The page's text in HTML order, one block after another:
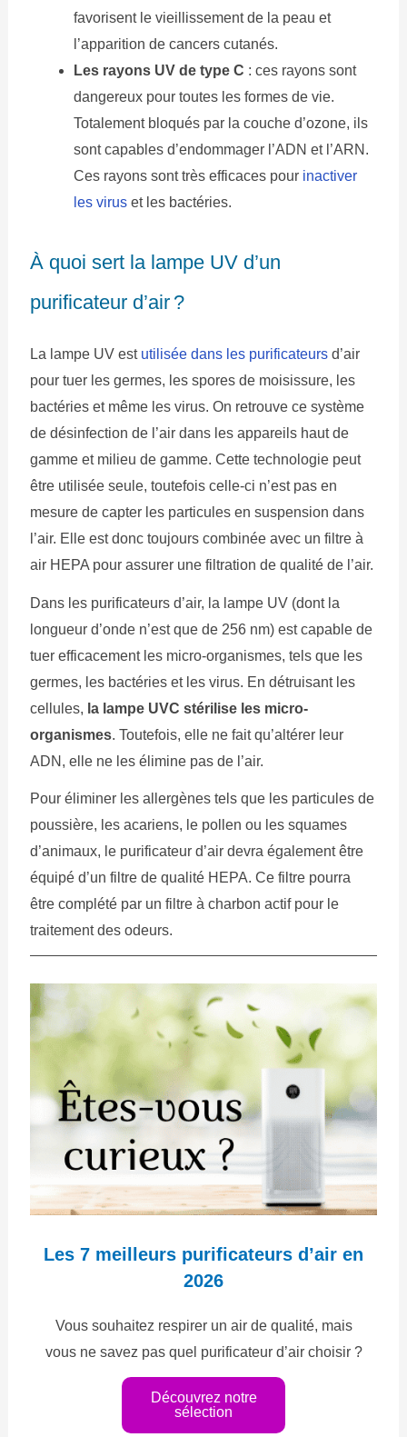
favorisent le vieillissement de la peau et
l’apparition de cancers cutanés.
Les rayons UV de type C : ces rayons sont
dangereux pour toutes les formes de vie.
Totalement bloqués par la couche d’ozone, ils
sont capables d’endommager l’ADN et l’ARN.
Ces rayons sont très efficaces pour inactiver
les viruset les bactéries.
À quoi sert la lampe UV d’un
purificateur d’air ?
La lampe UV est utilisée dans les purificateursd’air
pour tuer les germes, les spores de moisissure, les
bactéries et même les virus. On retrouve ce système
de désinfection de l’air dans les appareils haut de
gamme et milieu de gamme. Cette technologie peut
être utilisée seule, toutefois celle-ci n’est pas en
mesure de capter les particules en suspension dans
l’air. Elle est donc toujours combinée avec un filtre à
air HEPA pour assurer une filtration de qualité de l’air.
Dans les purificateurs d’air, la lampe UV (dont la
longueur d’onde n’est que de 256 nm) est capable de
tuer efficacement les micro-organismes, tels que les
germes, les bactéries et les virus. En détruisant les
cellules, la lampe UVC stérilise les micro-
organismes. Toutefois, elle ne fait qu’altérer leur
ADN, elle ne les élimine pas de l’air.
Pour éliminer les allergènes tels que les particules de
poussière, les acariens, le pollen ou les squames
d’animaux, le purificateur d’air devra également être
équipé d’un filtre de qualité HEPA. Ce filtre pourra
être complété par un filtre à charbon actif pour le
traitement des odeurs.
Les 7 meilleurs purificateurs d’air en
2026
Vous souhaitez respirer un air de qualité, mais
vous ne savez pas quel purificateur d’air choisir ?
Découvrez notre
sélection